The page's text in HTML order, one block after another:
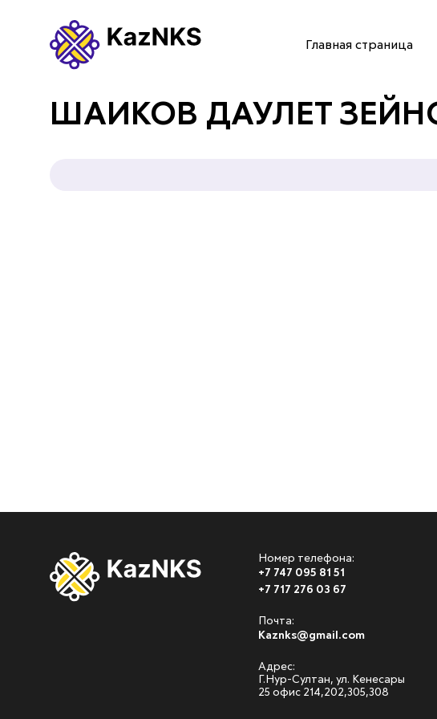
ГЛАВНАЯ СТРАНИЦА
Главная страница
ШАИКОВ ДАУЛЕТ
Номер телефона:
+7 747 095 81 51
+7 717 276 03 67
Почта:
Kaznks@gmail.com
Адрес:
Г.Нур-Султан, ул. Кенесары
25 офис 214,202,305,308